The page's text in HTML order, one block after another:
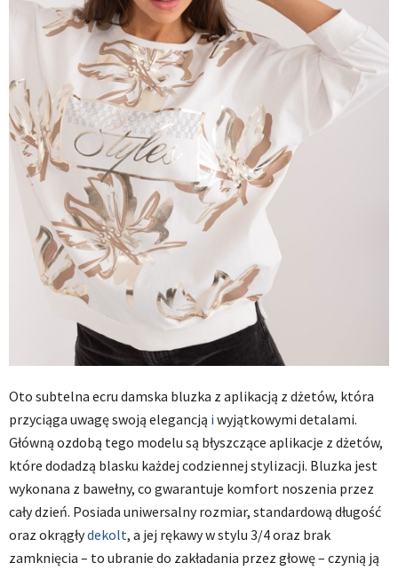
Oto subtelna ecru damska bluzka z aplikacją z dżetów, która
przyciąga uwagę swoją elegancją i wyjątkowymi detalami.
Główną ozdobą tego modelu są błyszczące aplikacje z dżetów,
które dodadzą blasku każdej codziennej stylizacji. Bluzka jest
wykonana z bawełny, co gwarantuje komfort noszenia przez
cały dzień. Posiada uniwersalny rozmiar, standardową długość
oraz okrągłydekolt, a jej rękawy w stylu 3/4 oraz brak
zamknięcia – to ubranie do zakładania przez głowę – czynią ją